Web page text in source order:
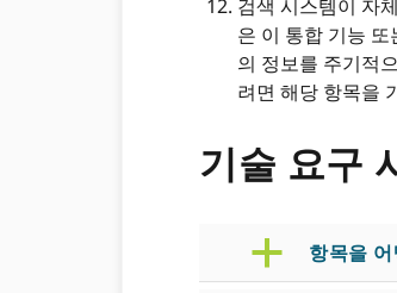
검색 시스템이 자
은 이 통합 기능
의 정보를 주기적
려면 해당 항목을
기술 요구
a 항목을